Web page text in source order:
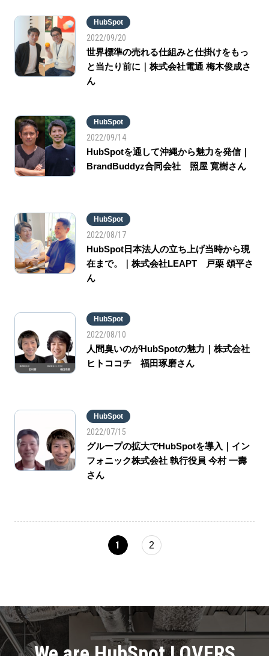
HubSpot
2022/09/20
世界標準の売れる仕組みと仕掛けをもっ
と当たり前に｜株式会社電通 梅木俊成さ
ん
HubSpot
2022/09/14
HubSpotを通して沖縄から魅力を発信｜
BrandBuddyz合同会社 照屋 寛樹さん
HubSpot
2022/08/17
HubSpot日本法人の立ち上げ当時から現
在まで。｜株式会社LEAPT 戸栗 頌平さ
ん
HubSpot
2022/08/10
人間臭いのがHubSpotの魅力｜株式会社
ヒトココチ 福田琢磨さん
HubSpot
2022/07/15
グループの拡大でHubSpotを導入｜イン
フォニック株式会社 執行役員 今村 一壽
さん
1 2